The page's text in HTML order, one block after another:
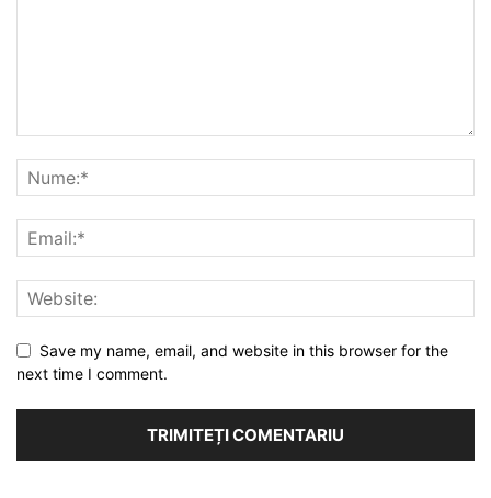
Save my name, email, and website in this browser for the
next time I comment.